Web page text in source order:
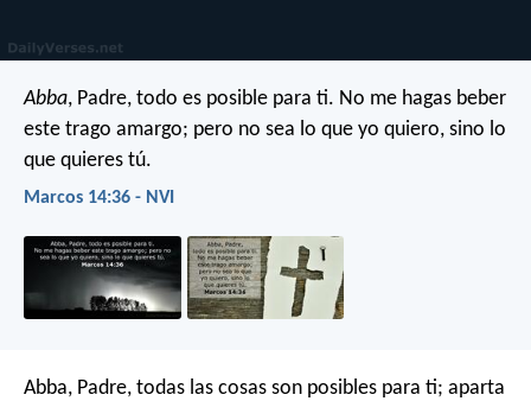
Abba, Padre, todo es posible para ti. No me hagas beber
este trago amargo; pero no sea lo que yo quiero, sino lo
que quieres tú.
Marcos 14:36 - NVI
Abba, Padre, todas las cosas son posibles para ti; aparta